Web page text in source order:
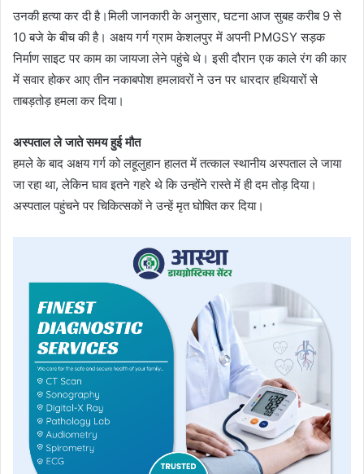
उनकी हत्या कर दी है।मिली जानकारी के अनुसार, घटना आज सुबह करीब 9 से
10 बजे के बीच की है। अक्षय गर्ग ग्राम केशलपुर में अपनी PMGSY सड़क
निर्माण साइट पर काम का जायजा लेने पहुंचे थे। इसी दौरान एक काले रंग की कार
में सवार होकर आए तीन नकाबपोश हमलावरों ने उन पर धारदार हथियारों से
ताबड़तोड़ हमला कर दिया।
अस्पताल ले जाते समय हुई मौत
हमले के बाद अक्षय गर्ग को लहूलुहान हालत में तत्काल स्थानीय अस्पताल ले जाया
जा रहा था, लेकिन घाव इतने गहरे थे कि उन्होंने रास्ते में ही दम तोड़ दिया।
अस्पताल पहुंचने पर चिकित्सकों ने उन्हें मृत घोषित कर दिया।